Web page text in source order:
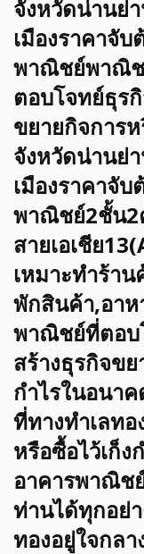
จังหวัดน่านย่
เมืองราคาจั
พาณิชย์พาณิช
ตอบโจทย์ธุร
ขยายกิจการ
จังหวัดน่านย่
เมืองราคาจับ
พาณิชย์2ชั้น2
สายเอเชีย
เหมาะทำร้า
พักสินค้า,อาห
พาณิชย์ที่ตอบ
สร้างธุรกิจข
กำไรในอนา
ที่ทางทำเลท
หรือซื้อไว้เก็ง
อาคารพาณิช
ท่านได้ทุกอย่
ทองอยู่ใจกลา